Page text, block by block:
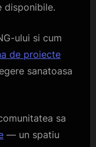
disponibile.
ului si cum
de proiecte
sanatoasa
sa
— un spatiu